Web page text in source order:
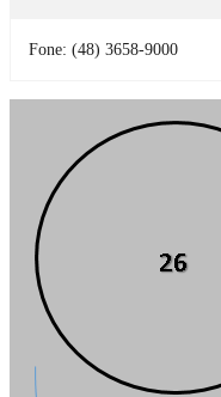
Fone: (48) 3658-9000